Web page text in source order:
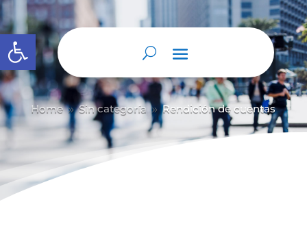
Abrir barra de herramientas
Home 9 Sin categoría 9 Rendición de cuentas